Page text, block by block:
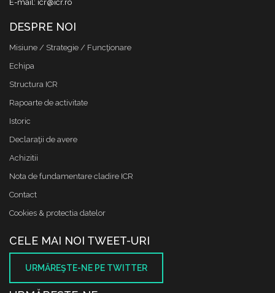
E-mail: icr@icr.ro
DESPRE NOI
Misiune / Strategie / Funcţionare
Echipa
Structura ICR
Rapoarte de activitate
Istoric
Declaraţii de avere
Achizitii
Nota de fundamentare cladire ICR
Contact
Cookies & protectia datelor
CELE MAI NOI TWEET-URI
URMĂREŞTE-NE PE TWITTER